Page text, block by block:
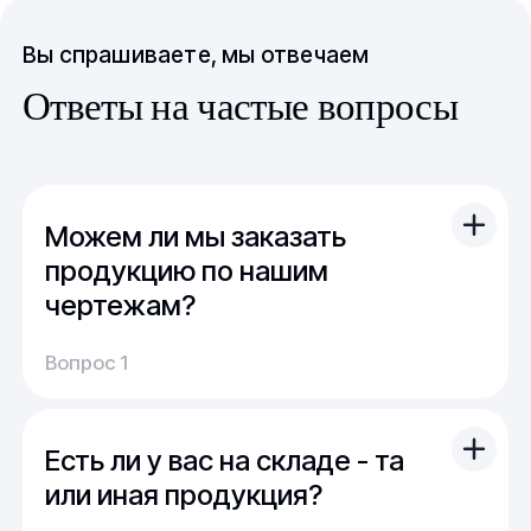
Вы спрашиваете, мы отвечаем
Ответы на частые вопросы
Можем ли мы заказать
продукцию по нашим
чертежам?
Вы можете отправить свой чертеж/проект
(в т.ч. примерный) с техническим заданием.
Мы можем изготовить для вас как мелкую
продукцию (метизы, точеные отводы,
детали), так и большие изделия
Вопрос 1
Есть ли у вас на складе - та
или иная продукция?